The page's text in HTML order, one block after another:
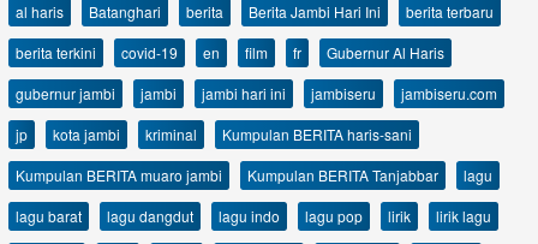
al haris Batanghari berita Berita Jambi Hari Ini
berita terbaru
berita terkini
covid-19 en film fr
Gubernur Al Haris
gubernur jambi
jambi jambi hari ini jambiseru
jambiseru.com
jp
kota jambi kriminal
Kumpulan BERITA haris-sani
Kumpulan BERITA muaro jambi
Kumpulan BERITA Tanjabbar
lagu
lagu barat
lagu dangdut lagu indo lagu pop lirik
lirik lagu